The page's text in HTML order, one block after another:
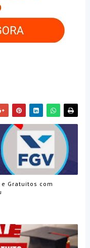
e Gratuitos com